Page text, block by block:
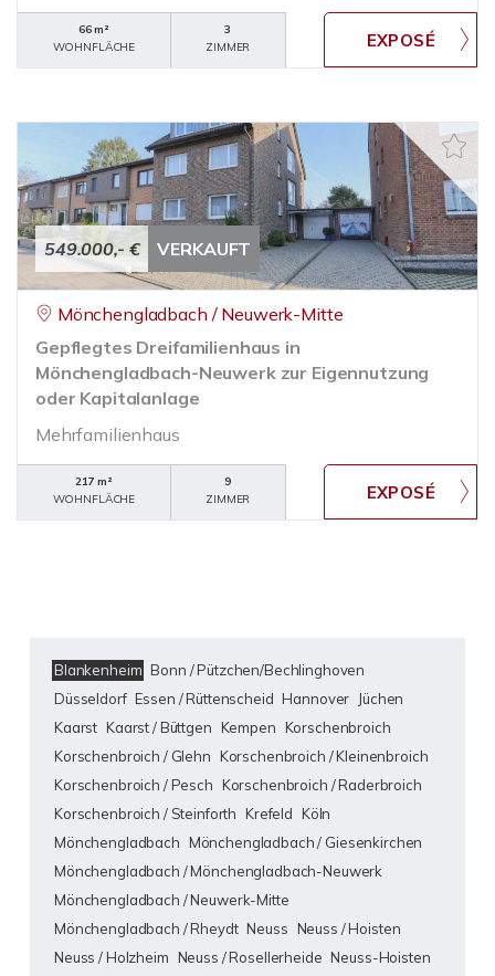
66 m²
WOHNFLÄCHE
3
ZIMMER
549.000,- € VERKAUFT
Mönchengladbach / Neuwerk-Mitte
Gepflegtes Dreifamilienhaus in
Mönchengladbach-Neuwerk zur Eigennutzung
oder Kapitalanlage
Mehrfamilienhaus
217 m²
WOHNFLÄCHE
9
ZIMMER
Blankenheim Bonn / Pützchen/Bechlinghoven
Düsseldorf Essen / Rüttenscheid Hannover Jüchen
Kaarst Kaarst / Büttgen Kempen Korschenbroich
Korschenbroich / Glehn Korschenbroich / Kleinenbroich
Korschenbroich / Pesch Korschenbroich / Raderbroich
Korschenbroich / Steinforth Krefeld Köln
Mönchengladbach Mönchengladbach / Giesenkirchen
Mönchengladbach / Mönchengladbach-Neuwerk
Mönchengladbach / Neuwerk-Mitte
Mönchengladbach / Rheydt Neuss Neuss / Hoisten
Neuss / Holzheim Neuss / Rosellerheide Neuss-Hoisten